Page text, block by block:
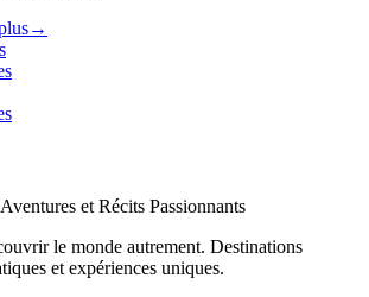
→
et Récits Passionnants
le monde autrement. Destinations
et expériences uniques.